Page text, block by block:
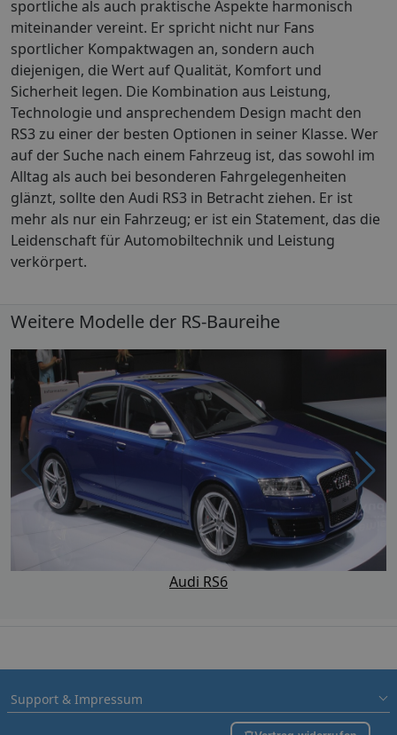
sportliche als auch praktische Aspekte harmonisch
miteinander vereint. Er spricht nicht nur Fans
sportlicher Kompaktwagen an, sondern auch
diejenigen, die Wert auf Qualität, Komfort und
Sicherheit legen. Die Kombination aus Leistung,
Technologie und ansprechendem Design macht den
RS3 zu einer der besten Optionen in seiner Klasse. Wer
auf der Suche nach einem Fahrzeug ist, das sowohl im
Alltag als auch bei besonderen Fahrgelegenheiten
glänzt, sollte den Audi RS3 in Betracht ziehen. Er ist
mehr als nur ein Fahrzeug; er ist ein Statement, das die
Leidenschaft für Automobiltechnik und Leistung
verkörpert.
Weitere Modelle der RS-Baureihe
Audi RS6
Support & Impressum